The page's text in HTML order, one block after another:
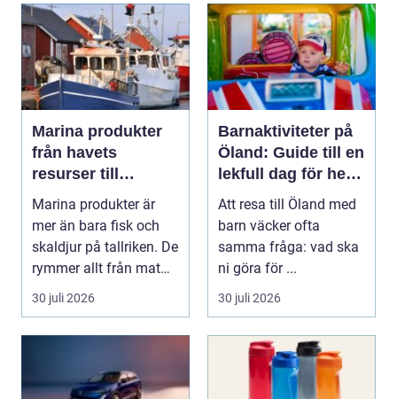
Marina produkter
från havets
resurser till
hållbara
upplevelser
Marina produkter är
mer än bara fisk och
skaldjur på tallriken. De
rymmer allt från mat
och hälsa ti...
30 juli 2026
Barnaktiviteter på
Öland: Guide till en
lekfull dag för hela
familjen
Att resa till Öland med
barn väcker ofta
samma fråga: vad ska
ni göra för ...
30 juli 2026